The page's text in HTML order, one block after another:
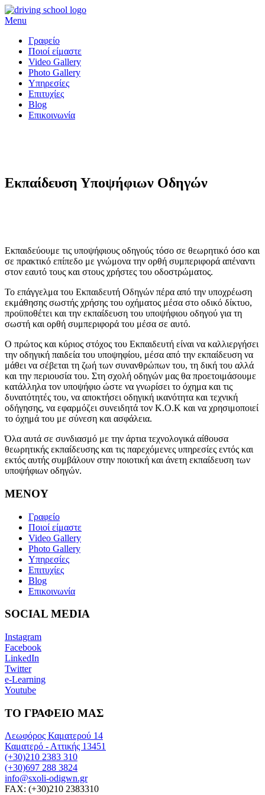
Skip
to
Menu
Γραφείο
Ποιοί είμαστε
Video Gallery
Photo Gallery
Υπηρεσίες
Επιτυχίες
Blog
Επικοινωνία
Εκπαίδευση Υποψήφιων Οδηγών
Εκπαιδεύουμε τις υποψήφιους οδηγούς τόσο σε θεωρητικό όσο και
σε πρακτικό επίπεδο με γνώμονα την ορθή συμπεριφορά απέναντι
στον εαυτό τους και στους χρήστες του οδοστρώματος.
Το επάγγελμα του Εκπαιδευτή Οδηγών πέρα από την υποχρέωση
εκμάθησης σωστής χρήσης του οχήματος μέσα στο οδικό δίκτυο,
προϋποθέτει και την εκπαίδευση του υποψήφιου οδηγού για τη
σωστή και ορθή συμπεριφορά του μέσα σε αυτό.
Ο πρώτος και κύριος στόχος του Εκπαιδευτή είναι να καλλιεργήσει
την οδηγική παιδεία του υποψηφίου, μέσα από την εκπαίδευση να
μάθει να σέβεται τη ζωή των συνανθρώπων του, τη δική του αλλά
και την περιουσία του. Στη σχολή οδηγών μας θα προετοιμάσουμε
κατάλληλα τον υποψήφιο ώστε να γνωρίσει το όχημα και τις
δυνατότητές του, να αποκτήσει οδηγική ικανότητα και τεχνική
οδήγησης, να εφαρμόζει συνειδητά τον Κ.Ο.Κ και να χρησιμοποιεί
το όχημά του με σύνεση και ασφάλεια.
Όλα αυτά σε συνδιασμό με την άρτια τεχνολογικά αίθουσα
θεωρητικής εκπαίδευσης και τις παρεχόμενες υπηρεσίες εντός και
εκτός αυτής συμβάλουν στην ποιοτική και άνετη εκπαίδευση των
υποψήφιων οδηγών.
ΜΕΝΟΥ
Γραφείο
Ποιοί είμαστε
Video Gallery
Photo Gallery
Υπηρεσίες
Επιτυχίες
Blog
Επικοινωνία
SOCIAL MEDIA
Instagram
Facebook
LinkedIn
Twitter
e-Learning
Youtube
ΤΟ ΓΡΑΦΕΙΟ ΜΑΣ
Λεωφόρος Καματερού 14
Καματερό - Αττικής 13451
(+30)210 2383 310
(+30)697 288 3824
info@sxoli-odigwn.gr
FAX: (+30)210 2383310